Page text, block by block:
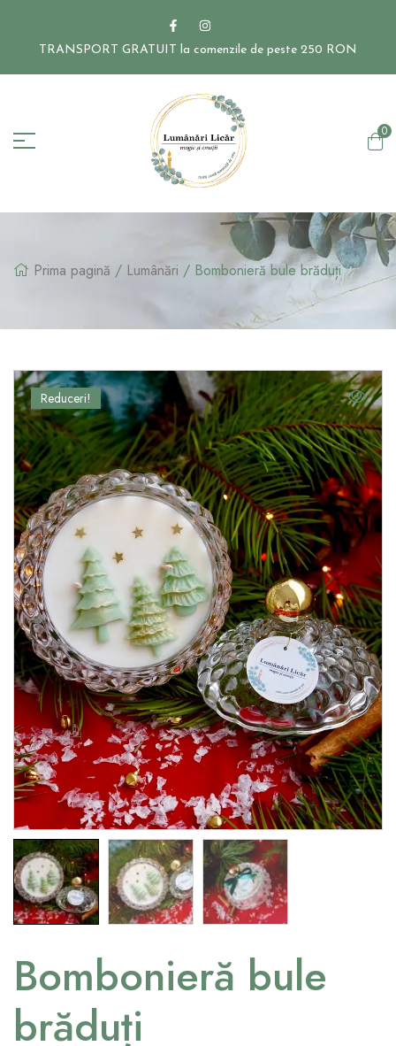
TRANSPORT GRATUIT la comenzile de peste 250 RON
0
Prima pagină / Lumânări / Bombonieră bule brăduți
Reduceri!
Bombonieră bule
brăduți